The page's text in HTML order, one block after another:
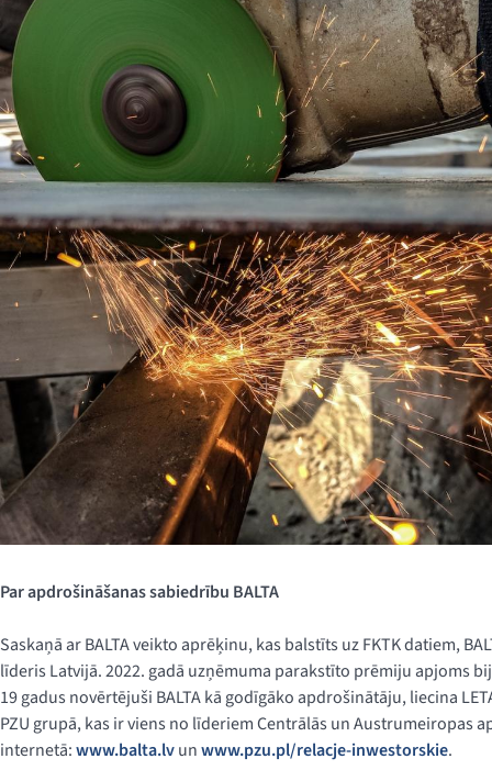
Par apdrošināšanas sabiedrību BALTA
Saskaņā ar BALTA veikto aprēķinu, kas balstīts uz FKTK datiem,
līderis Latvijā. 2022. gadā uzņēmuma parakstīto prēmiju apjoms
19 gadus novērtējuši BALTA kā godīgāko apdrošinātāju, liecina
PZU grupā, kas ir viens no līderiem Centrālās un Austrumeiropas
internetā:www.balta.lvunwww.pzu.pl/relacje-inwestorskie.